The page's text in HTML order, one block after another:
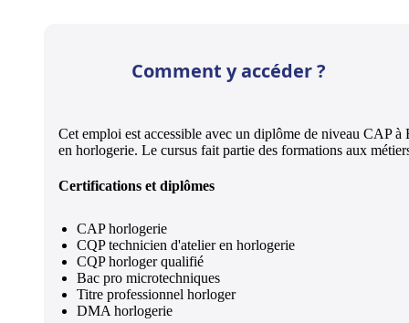
Comment y accéder ?
Cet emploi est accessible avec un diplôme de niveau CAP à
en horlogerie. Le cursus fait partie des formations aux
Certifications et diplômes
CAP horlogerie
CQP technicien d'atelier en horlogerie
CQP horloger qualifié
Bac pro microtechniques
Titre professionnel horloger
DMA horlogerie